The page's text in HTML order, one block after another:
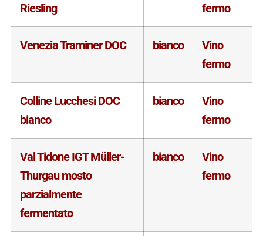
Riesling
fermo
Venezia Traminer DOC bianco
Vino
fermo
Colline Lucchesi DOC
bianco
bianco
Vino
fermo
Val Tidone IGT Müller-
Thurgau mosto
parzialmente
fermentato
bianco
Vino
fermo